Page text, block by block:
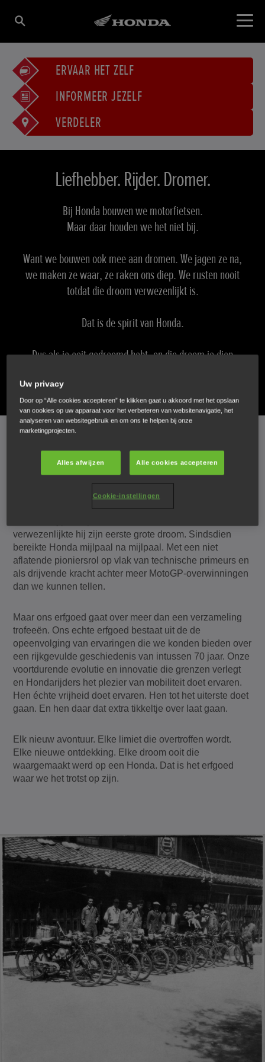
ERVAAR HET ZELF
INFORMEER JEZELF
VERDELER
Liefhebber. Rijder. Dromer.
Bij Honda bouwen we motorfietsen.
Maar daar houden we het niet bij.
Want we bouwen ook mee aan dromen. We jagen ze na,
we maken ze waar, ze raken ons diep. We rusten nooit
totdat die droom verwezenlijkt is.
Dat is de spirit van Honda.
Dus als je ooit gedroomd hebt, en die droom je diep
Scrollen
ERFGOED
Onze stichter, Soichiro Honda, was een dromer. Toen hij
verwezenlijkte hij zijn eerste grote droom. Sindsdien
bereikte Honda mijlpaal na mijlpaal. Met een niet
aflatende pioniersrol op vlak van technische primeurs en
als drijvende kracht achter meer MotoGP-overwinningen
dan we kunnen tellen.
Maar ons erfgoed gaat over meer dan een verzameling
trofeeën. Ons echte erfgoed bestaat uit de de
opeenvolging van ervaringen die we konden bieden over
een rijkgevulde geschiedenis van intussen 70 jaar. Onze
voortdurende evolutie en innovatie die grenzen verlegt
en Hondarijders het plezier van mobiliteit doet ervaren.
Hen échte vrijheid doet ervaren. Hen tot het uiterste doet
gaan. En hen daar dat extra tikkeltje over laat gaan.
Elk nieuw avontuur. Elke limiet die overtroffen wordt.
Elke nieuwe ontdekking. Elke droom ooit die
waargemaakt werd op een Honda. Dat is het erfgoed
waar we het trotst op zijn.
Uw privacy
Door op “Alle cookies accepteren” te klikken gaat u akkoord met het opslaan
van cookies op uw apparaat voor het verbeteren van websitenavigatie, het
analyseren van websitegebruik en om ons te helpen bij onze
marketingprojecten.
Alles afwijzen Alle cookies accepteren
Cookie-instellingen